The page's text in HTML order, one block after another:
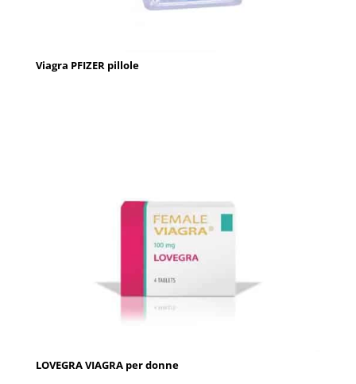
Viagra PFIZER pillole
LOVEGRA VIAGRA per donne